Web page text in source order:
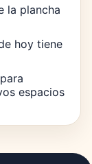
la plancha
hoy tiene
espacios